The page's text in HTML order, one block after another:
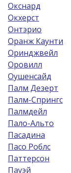
Окснард
Окхерст
Онтэрио
Оранж Каунти
Оринджвейл
Оровилл
Оушенсайд
Палм Дезерт
Палм-Спрингс
Палмдейл
Пало-Альто
Пасадина
Пасо Роблс
Паттерсон
Пауэй